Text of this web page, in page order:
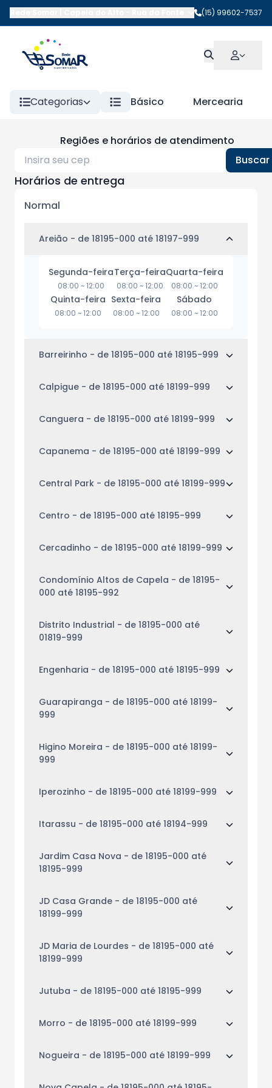
Capela do Alto- SP
(15) 99602-7537
Categorias Básico Mercearia
Regiões e horários de atendimento
Buscar
Horários de entrega
Normal
Areião - de 18195-000 até 18197-999
Segunda-feira
08:00 ~12:00
Terça-feira
08:00 ~12:00
Quarta-feira
08:00 ~12:00
Quinta-feira
08:00 ~12:00
Sexta-feira
08:00 ~12:00
Sábado
08:00 ~12:00
Barreirinho - de 18195-000 até 18195-999
Calpigue - de 18195-000 até 18199-999
Canguera - de 18195-000 até 18199-999
Capanema - de 18195-000 até 18199-999
Central Park - de 18195-000 até 18199-999
Centro - de 18195-000 até 18195-999
Cercadinho - de 18195-000 até 18199-999
Condomínio Altos de Capela - de 18195-
000 até 18195-992
Distrito Industrial - de 18195-000 até
01819-999
Engenharia - de 18195-000 até 18195-999
Guarapiranga - de 18195-000 até 18199-
999
Higino Moreira - de 18195-000 até 18199-
999
Iperozinho - de 18195-000 até 18199-999
Itarassu - de 18195-000 até 18194-999
Jardim Casa Nova - de 18195-000 até
18195-999
JD Casa Grande - de 18195-000 até
18199-999
JD Maria de Lourdes - de 18195-000 até
18199-999
Jutuba - de 18195-000 até 18195-999
Morro - de 18195-000 até 18199-999
Nogueira - de 18195-000 até 18199-999